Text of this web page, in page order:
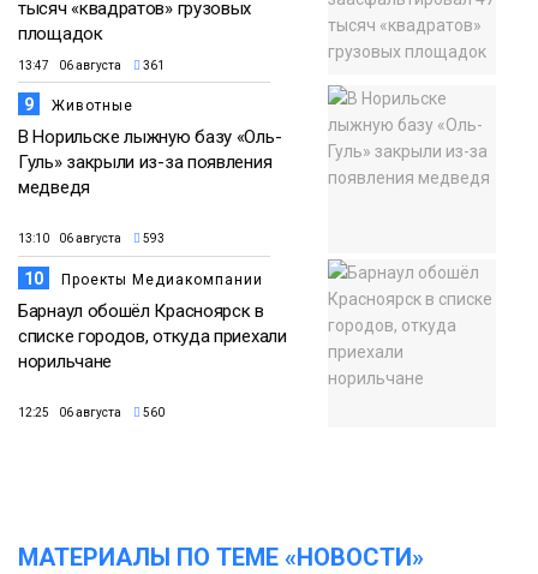
тысяч «квадратов» грузовых
площадок
13:47 06 августа 361
9 Животные
В Норильске лыжную базу «Оль-
Гуль» закрыли из-за появления
медведя
13:10 06 августа 593
10 Проекты Медиакомпании
Барнаул обошёл Красноярск в
списке городов, откуда приехали
норильчане
12:25 06 августа 560
МАТЕРИАЛЫ ПО ТЕМЕ «НОВОСТИ»